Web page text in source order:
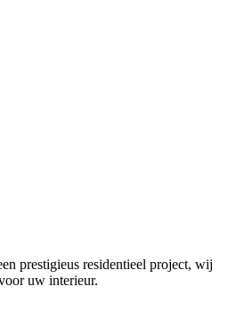
prestigieus residentieel project, wij
uw interieur.